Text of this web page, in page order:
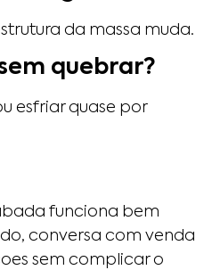
da massa muda.
quebrar?
esfriar quase por
funciona bem
conversa com venda
sem complicar o